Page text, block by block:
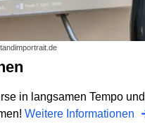
in langsamen Tempo
Weitere Informationen